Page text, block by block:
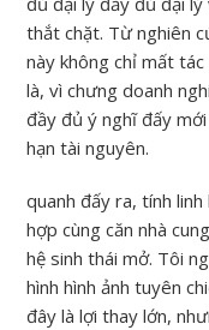
thắt chặt. Từ nghiên
này không chỉ mất
là, vì chưng doanh
đầy đủ ý nghĩ đấy
hạn tài nguyên.
quanh đấy ra, tính
hợp cùng căn nhà
hệ sinh thái mở. Tôi
hình hình ảnh tuyên
đây là lợi thay lớn,